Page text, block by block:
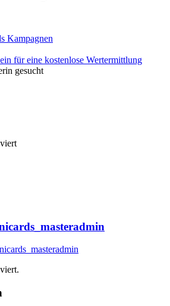
Kampagnen
für eine kostenlose Wertermittlung
gesucht